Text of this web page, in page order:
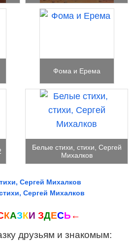
Фома и Ерема
Белые стихи, стихи, Сергей
Михалков
Сергей Михалков
Сергей Михалков
КАЗКИ ЗДЕСЬ ←
друзьям и знакомым: